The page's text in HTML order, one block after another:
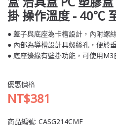
掛 操作溫度 - 40℃
● 蓋子與底座為卡槽設計，內附螺
● 內部為導槽設計具螺絲孔，便於
● 底座邊緣有壁掛功能，可使用
優惠價格
NT$381
商品編號: CASG214CMF